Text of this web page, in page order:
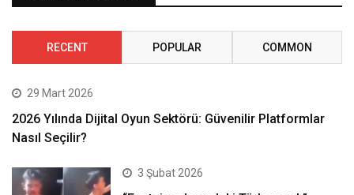
RECENT POPULAR COMMON
29 Mart 2026
2026 Yılında Dijital Oyun Sektörü: Güvenilir Platformlar
Nasıl Seçilir?
3 Şubat 2026